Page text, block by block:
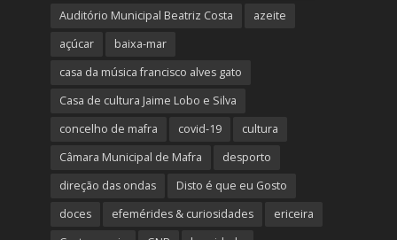
Auditório Municipal Beatriz Costa
azeite
açúcar
baixa-mar
casa da música francisco alves gato
Casa de cultura Jaime Lobo e Silva
concelho de mafra
covid-19
cultura
Câmara Municipal de Mafra
desporto
direção das ondas
Disto é que eu Gosto
doces
efemérides & curiosidades
ericeira